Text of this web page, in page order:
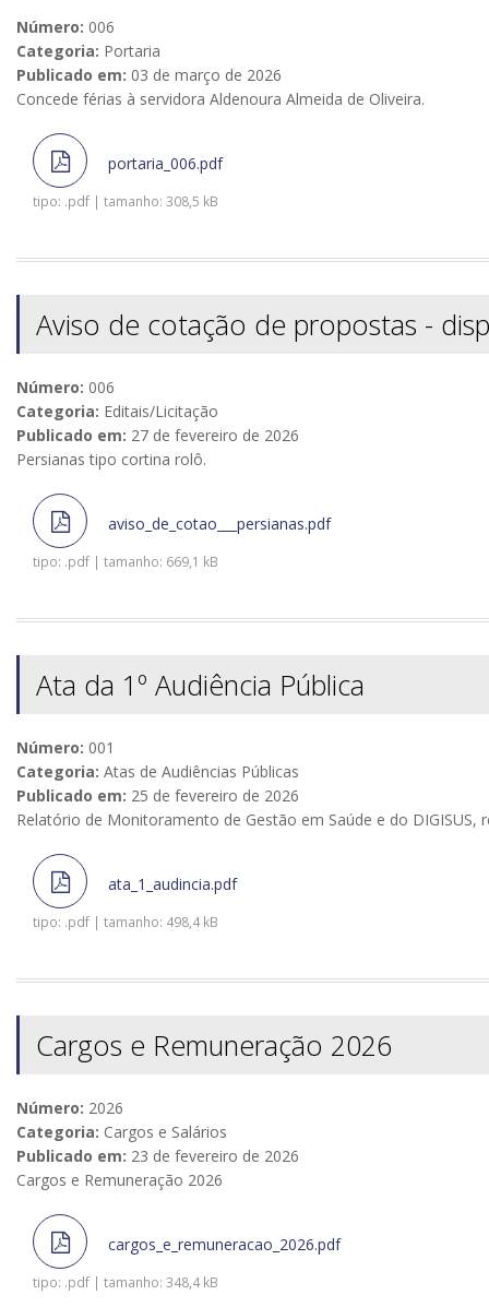
Número: 006
Categoria: Portaria
Publicado em: 03 de março de 2026
Concede férias à servidora Aldenoura Almeida de Oliveira.
portaria_006.pdf
tipo: .pdf | tamanho: 308,5 kB
Aviso de cotação de propostas -
Número: 006
Categoria: Editais/Licitação
Publicado em: 27 de fevereiro de 2026
Persianas tipo cortina rolô.
aviso_de_cotao___persianas.pdf
tipo: .pdf | tamanho: 669,1 kB
Ata da 1º Audiência Pública
Número: 001
Categoria: Atas de Audiências Públicas
Publicado em: 25 de fevereiro de 2026
Relatório de Monitoramento de Gestão em Saúde e do DIGISUS,
ata_1_audincia.pdf
tipo: .pdf | tamanho: 498,4 kB
Cargos e Remuneração 2026
Número: 2026
Categoria: Cargos e Salários
Publicado em: 23 de fevereiro de 2026
Cargos e Remuneração 2026
cargos_e_remuneracao_2026.pdf
tipo: .pdf | tamanho: 348,4 kB